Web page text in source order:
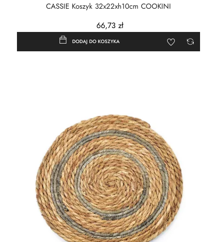
CASSIE Koszyk 32x22xh10cm COOKINI
66,73 zł
DODAJ DO KOSZYKA